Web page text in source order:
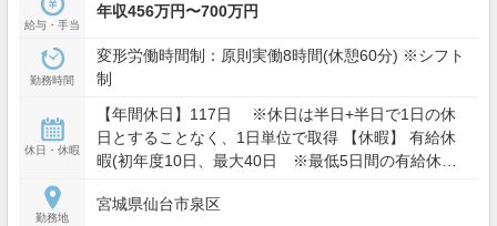
給与・手当
年収456万円〜700万円
勤務時間
変形労働時間制：原則実働8時間(休憩60分) ※シフト
制
休日・休暇
【年間休日】117日 ※休日は半日+半日で1日の休
日とすることなく、1日単位で取得 【休暇】 有給休
暇(初年度10日、最大40日 ※最低5日間の有給休暇
ニバーサリー(1日）、産前産後(産前6週産後8週)、育
勤務地
宮城県仙台市泉区